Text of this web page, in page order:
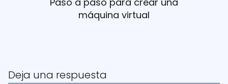
máquina virtual
Deja una respuesta